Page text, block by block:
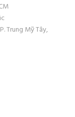
Trung Mỹ Tây,